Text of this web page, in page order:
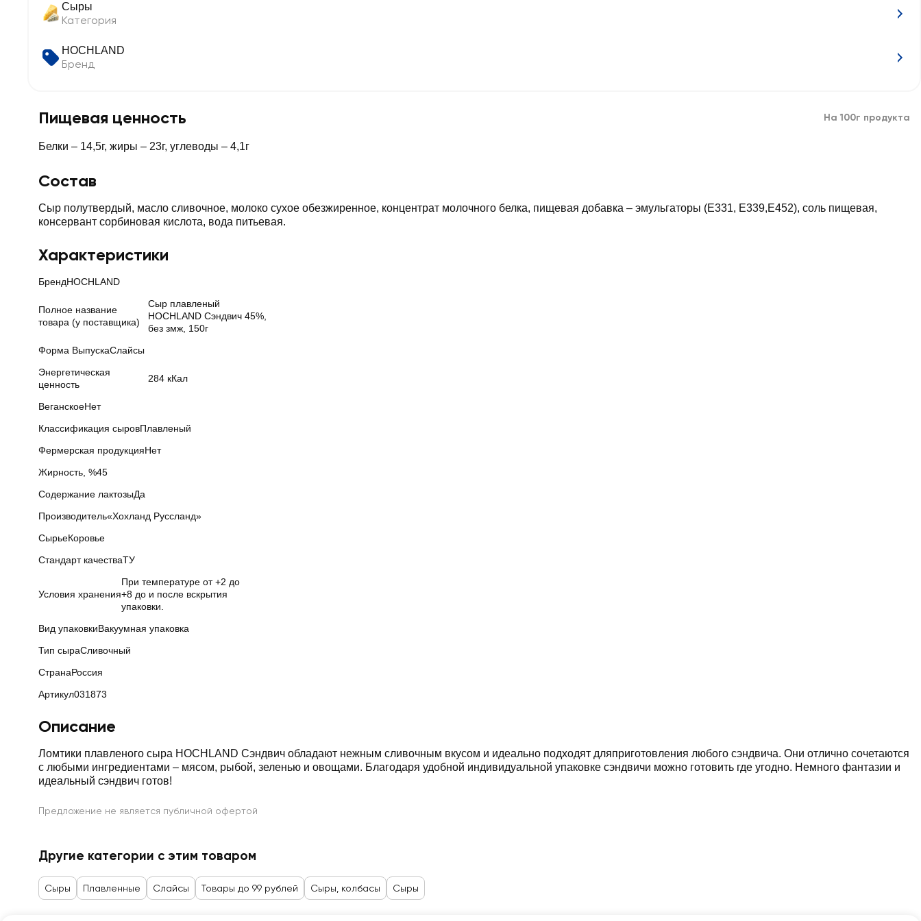
Сыры
Категория
HOCHLAND
Бренд
Пищевая ценность На 100г продукта
Белки – 14,5г, жиры – 23г, углеводы – 4,1г
Состав
Сыр полутвердый, масло сливочное, молоко сухое обезжиренное, концентрат молочного белка, пищевая добавка – эмульгаторы (Е331, Е339,Е452), соль пищевая,
консервант сорбиновая кислота, вода питьевая.
Характеристики
БрендHOCHLAND
Полное название
товара (у поставщика)
Сыр плавленый
HOCHLAND Сэндвич 45%,
без змж, 150г
Форма ВыпускаСлайсы
Энергетическая
ценность
284 кКал
ВеганскоеНет
Классификация сыровПлавленый
Фермерская продукцияНет
Жирность, %45
Содержание лактозыДа
Производитель«Хохланд Руссланд»
СырьеКоровье
Стандарт качестваТУ
Условия хранения
При температуре от +2 до
+8 до и после вскрытия
упаковки.
Вид упаковкиВакуумная упаковка
Тип сыраСливочный
СтранаРоссия
Артикул031873
Описание
Ломтики плавленого сыра HOCHLAND Сэндвич обладают нежным сливочным вкусом и идеально подходят дляприготовления любого сэндвича. Они отлично сочетаются
с любыми ингредиентами – мясом, рыбой, зеленью и овощами. Благодаря удобной индивидуальной упаковке сэндвичи можно готовить где угодно. Немного фантазии и
идеальный сэндвич готов!
Предложение не является публичной офертой
Другие категории с этим товаром
Сыры Плавленные Слайсы Товары до 99 рублей Сыры, колбасы Сыры